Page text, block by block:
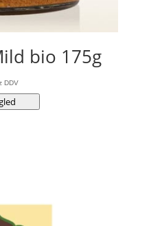
bio 175g
DDV